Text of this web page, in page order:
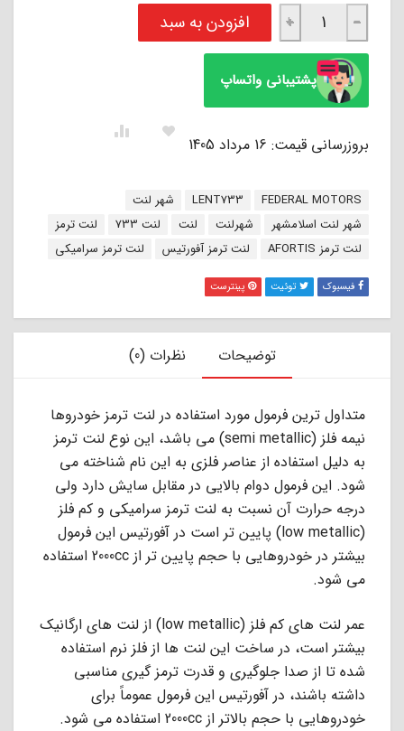
لنت ترمز جلو سانتافه 2400.2700.3500 سی سی - جنسیس سدان آفورتیس AFORTIS عدد
−
+ افزودن به سبد
پشتیبانی واتساپ
بروزرسانی قیمت: 16 مرداد 1405
برچسب:
FEDERAL MOTORS
LENT733
شهر لنت
شهر لنت اسلامشهر
شهرلنت لنت لنت 733
لنت ترمز
لنت ترمز AFORTIS
لنت ترمز آفورتیس لنت ترمز سرامیکی
فیسبوک توئیت پینترست
توضیحات نظرات (0)
ﻣﺘﺪاول ﺗﺮﯾﻦ ﻓﺮﻣﻮل ﻣﻮرد اﺳﺘﻔﺎده در ﻟﻨﺖ ﺗﺮﻣﺰ ﺧﻮدروﻫﺎ
ﻧﯿﻤﻪ ﻓﻠﺰ (semi metallic) ﻣﻰ ﺑﺎﺷﺪ، اﯾﻦ ﻧﻮع ﻟﻨﺖ ﺗﺮﻣﺰ
ﺑﻪ دﻟﯿﻞ اﺳﺘﻔﺎده از ﻋﻨﺎﺻﺮ ﻓﻠﺰى ﺑﻪ اﯾﻦ ﻧﺎم ﺷﻨﺎﺧﺘﻪ ﻣﻰ
ﺷﻮد. اﯾﻦ ﻓﺮﻣﻮل دوام ﺑﺎﻻﯾﻰ در ﻣﻘﺎﺑﻞ ﺳﺎﯾﺶ دارد وﻟﻰ
درﺟﻪ ﺣﺮارت آن ﻧﺴﺒﺖ ﺑﻪ ﻟﻨﺖ ﺗﺮﻣﺰ ﺳﺮاﻣﯿﮑﻰ و ﮐﻢ ﻓﻠﺰ
(low metallic) ﭘﺎﯾﯿﻦ ﺗﺮ اﺳﺖ در آﻓﻮرﺗﯿﺲ اﯾﻦ ﻓﺮﻣﻮل
ﺑﯿﺸﺘﺮ در ﺧﻮدروﻫﺎﯾﻰ ﺑﺎ ﺣﺠﻢ ﭘﺎﯾﯿﻦ ﺗﺮ از 2000cc اﺳﺘﻔﺎده
ﻣﻰ ﺷﻮد.
عمر ﻟﻨﺖ ﻫﺎى ﮐﻢ ﻓﻠﺰ (low metallic) از ﻟﻨﺖ ﻫﺎى ارﮔﺎﻧﯿﮏ
ﺑﯿﺸﺘﺮ اﺳﺖ، در ﺳﺎﺧﺖ اﯾﻦ ﻟﻨﺖ ﻫﺎ از ﻓﻠﺰ ﻧﺮم اﺳﺘﻔﺎده
ﺷﺪه ﺗﺎ از ﺻﺪا ﺟﻠﻮﮔﯿﺮى و ﻗﺪرت ﺗﺮﻣﺰ ﮔﯿﺮى ﻣﻨﺎﺳﺒﻰ
داﺷﺘﻪ ﺑﺎﺷﻨﺪ، در آﻓﻮرﺗﯿﺲ اﯾﻦ ﻓﺮﻣﻮل ﻋﻤﻮﻣﺎً ﺑﺮاى
ﺧﻮدروﻫﺎﯾﻰ ﺑﺎ ﺣﺠﻢ ﺑﺎﻻﺗﺮ از 2000cc اﺳﺘﻔﺎده ﻣﻰ ﺷﻮد.